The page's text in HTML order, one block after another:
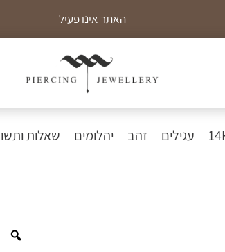
האתר אינו פעיל
עגילים זהב יהלומים שאלות